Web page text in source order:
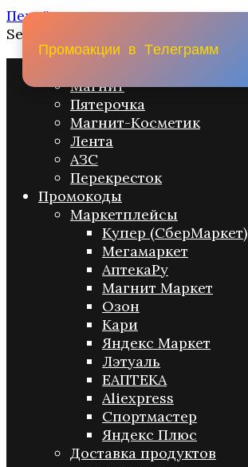
Перейти к содержанию
Search for:
Магнит
Пятерочка
Магнит-Косметик
Лента
АЗС
Перекресток
Промокоды
Маркетплейсы
Купер (СберМаркет)
Мегамаркет
АптекаРу
Магнит Маркет
Озон
Кари
Яндекс Маркет
Лэтуаль
ЕАПТЕКА
Aliexpress
Спортмастер
Яндекс Плюс
Доставка продуктов
Промоакции в Телеграмм